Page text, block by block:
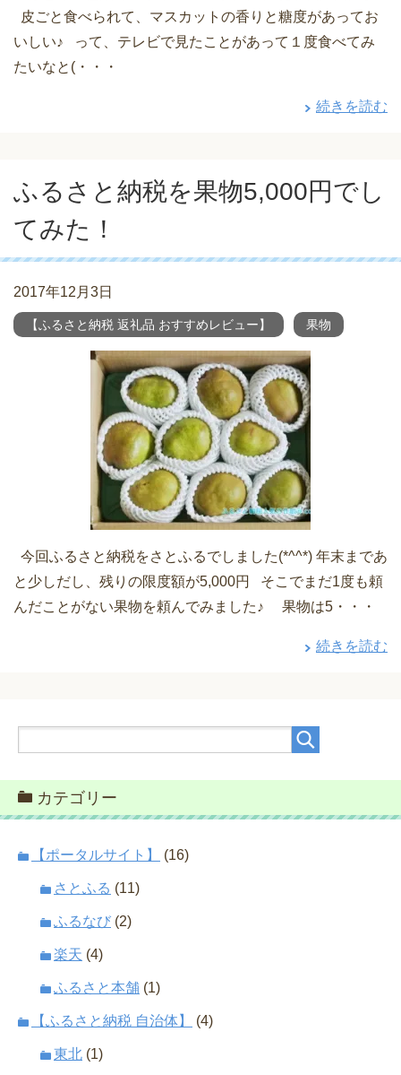
皮ごと食べられて、マスカットの香りと糖度があってお
いしい♪ って、テレビで見たことがあって１度食べてみ
たいなと(・・・
続きを読む
ふるさと納税を果物5,000円でし
てみた！
2017年12月3日
【ふるさと納税 返礼品 おすすめレビュー】 果物
今回ふるさと納税をさとふるでしました(*^^*) 年末まであ
と少しだし、残りの限度額が5,000円 そこでまだ1度も頼
んだことがない果物を頼んでみました♪ 果物は5・・・
続きを読む
カテゴリー
【ポータルサイト】 (16)
さとふる (11)
ふるなび (2)
楽天 (4)
ふるさと本舗 (1)
【ふるさと納税 自治体】 (4)
東北 (1)